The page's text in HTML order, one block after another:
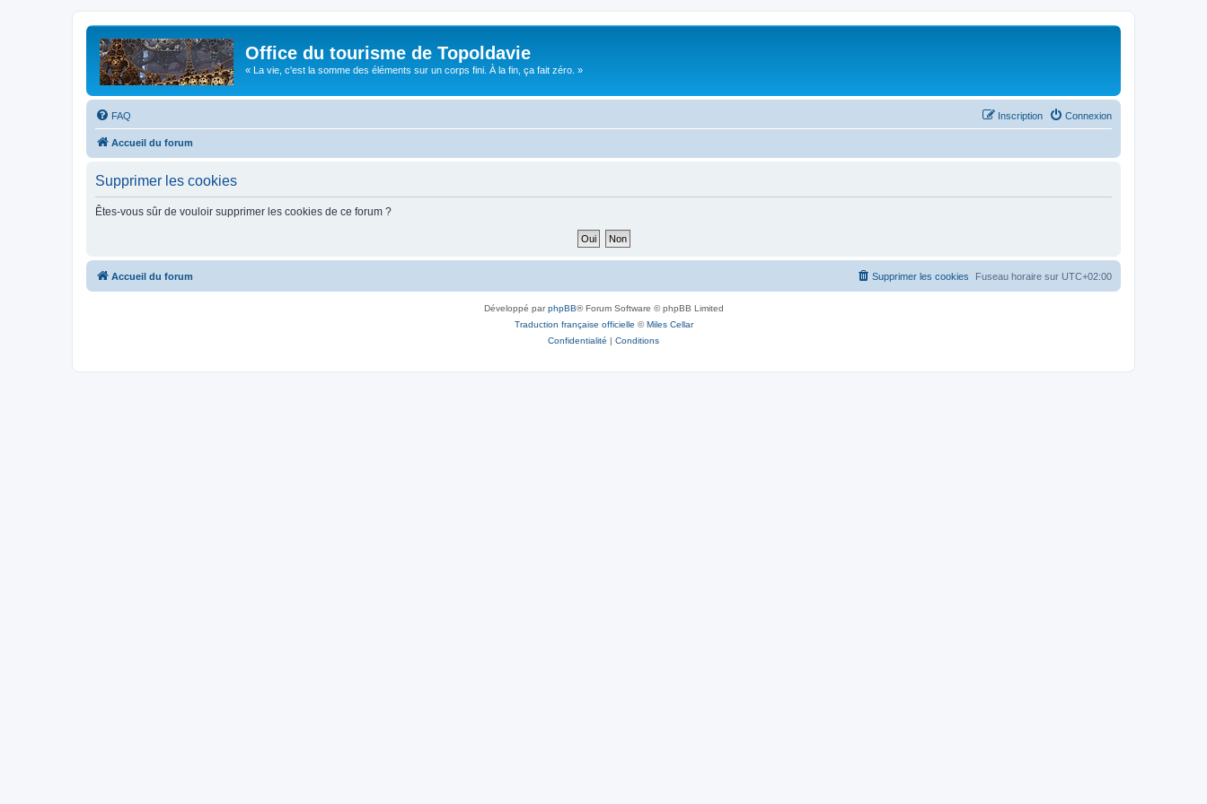
Office du tourisme de Topoldavie
« La vie, c'est la somme des éléments sur un corps fini. À la fin, ça fait zéro. »
FAQ Connexion
Inscription
Accueil du forum
Supprimer les cookies
Êtes-vous sûr de vouloir supprimer les cookies de ce forum ?
Accueil du forum Fuseau horaire sur UTC+02:00
Supprimer les cookies
Développé parphpBB® Forum Software © phpBB Limited
Traduction française officielle ©Miles Cellar
Confidentialité | Conditions